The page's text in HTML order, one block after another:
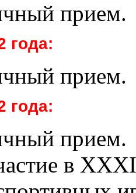
прием.
года:
прием.
года:
прием.
в